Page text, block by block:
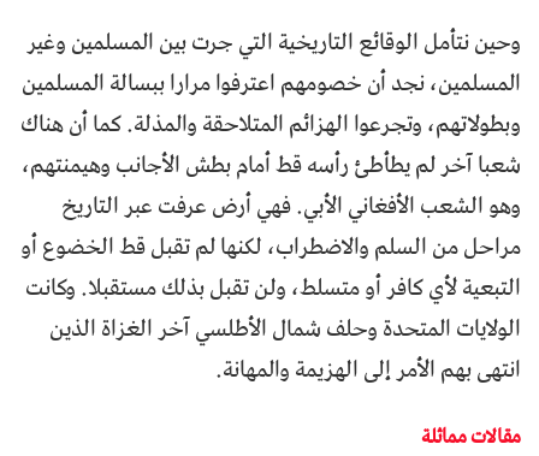
وحين نتأمل الوقائع التاريخية التي جرت بين المسلمين وغير
المسلمين، نجد أن خصومهم اعترفوا مرارا ببسالة المسلمين
وبطولاتهم، وتجرعوا الهزائم المتلاحقة والمذلة. كما أن هناك
شعبا آخر لم يطأطئ رأسه قط أمام بطش الأجانب وهيمنتهم،
وهو الشعب الأفغاني الأبي. فهي أرض عرفت عبر التاريخ
مراحل من السلم والاضطراب، لكنها لم تقبل قط الخضوع أو
التبعية لأي كافر أو متسلط، ولن تقبل بذلك مستقبلا. وكانت
الولايات المتحدة وحلف شمال الأطلسي آخر الغزاة الذين
انتهى بهم الأمر إلى الهزيمة والمهانة.
مقالات مماثلة